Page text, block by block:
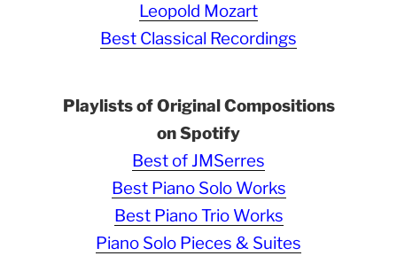
Leopold Mozart
Best Classical Recordings
Playlists of Original Compositions
on Spotify
Best of JMSerres
Best Piano Solo Works
Best Piano Trio Works
Piano Solo Pieces & Suites